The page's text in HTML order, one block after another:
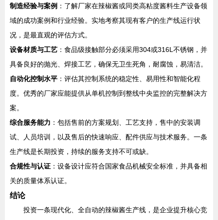
制造经验与案例 ：了解厂家在辣椒酱或同类高粘度酱料生产设备领
域的成功案例和行业经验。实地考察其现有客户的生产线运行状
况，是最直观的评估方式。
设备材质与工艺 ：食品级接触部分必须采用304或316L不锈钢，并
具备良好的抛光、焊接工艺，确保无卫生死角，耐腐蚀，易清洁。
自动化控制水平 ：评估其控制系统的稳定性、易用性和智能化程
度。优秀的厂家应能提供从单机控制到整线中央监控的完整解决方
案。
综合服务能力 ：包括售前的方案规划、工艺支持，售中的安装调
试、人员培训，以及售后的快速响应、配件供应与技术服务。一条
生产线是长期投资，持续的服务支持不可或缺。
合规性与认证 ：设备设计应符合国家食品机械安全标准，并具备相
关的质量体系认证。
结论
投资一条现代化、全自动的辣椒酱生产线，是企业提升核心竞